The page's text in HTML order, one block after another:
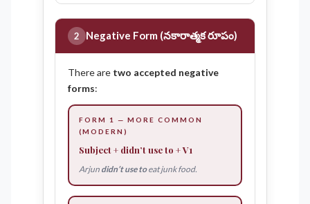
2 Negative Form (నకారాత్మక రూపం)
There are two accepted negative
forms:
FORM 1 — MORE COMMON
(MODERN)
Subject + didn’t use to + V1
Arjun didn’t use toeat junk food.